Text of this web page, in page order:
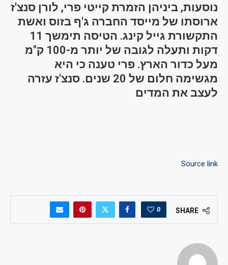
נוסעות, ביניהן הזמרת קייטי פרי, לורן סנצ'ז
ארוסתו של מייסד החברה ג'ף בזוס ואשת
התקשורת גייל קינג. הטיסה תימשך 11
דקות ותעלה לגובה של יותר מ-100 ק"מ
מעל כדור הארץ. פרי טענה כי היא
מגשימה חלום של 20 שנים. סנצ'ז עזרה
לעצב את המדים
Source link
SHARE
0